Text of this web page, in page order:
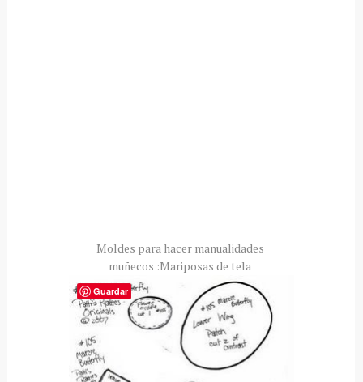
Moldes para hacer manualidades
muñecos :Mariposas de tela
Guardar